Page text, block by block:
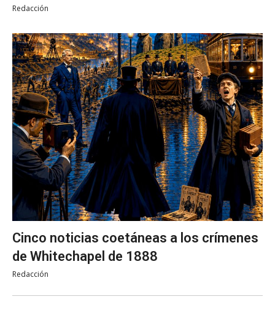
Redacción
Cinco noticias coetáneas a los crímenes
de Whitechapel de 1888
Redacción